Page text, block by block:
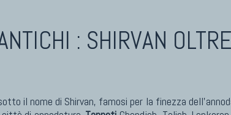
: SHIRVAN
il nome di Shirvan, famosi per la finezza